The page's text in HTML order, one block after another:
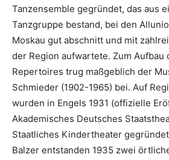
Tanzensemble gegründet, das aus
Tanzgruppe bestand, bei den
Moskau gut abschnitt und mit
der Region aufwartete. Zum Aufbau
Repertoires trug maßgeblich der
Schmieder (1902-1965) bei. Auf
wurden in Engels 1931 (offizielle
Akademisches Deutsches
Staatliches Kindertheater
Balzer entstanden 1935 zwei